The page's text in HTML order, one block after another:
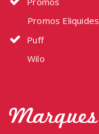
Promos Eliquides
Puff
Wilo
Marques